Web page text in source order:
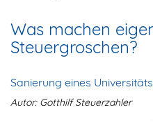
Was machen
Steuergroschen?
Sanierung eines
Autor: Gotthilf Steuerzahler